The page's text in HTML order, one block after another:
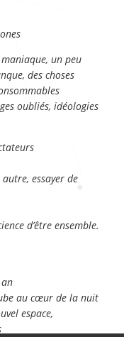
un peu
des choses
oubliés, idéologies
essayer de
d’être ensemble.
au cœur de la nuit
espace,